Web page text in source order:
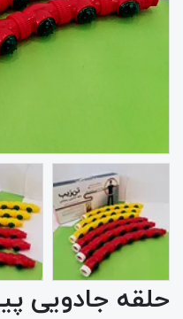
حلقه جادویی